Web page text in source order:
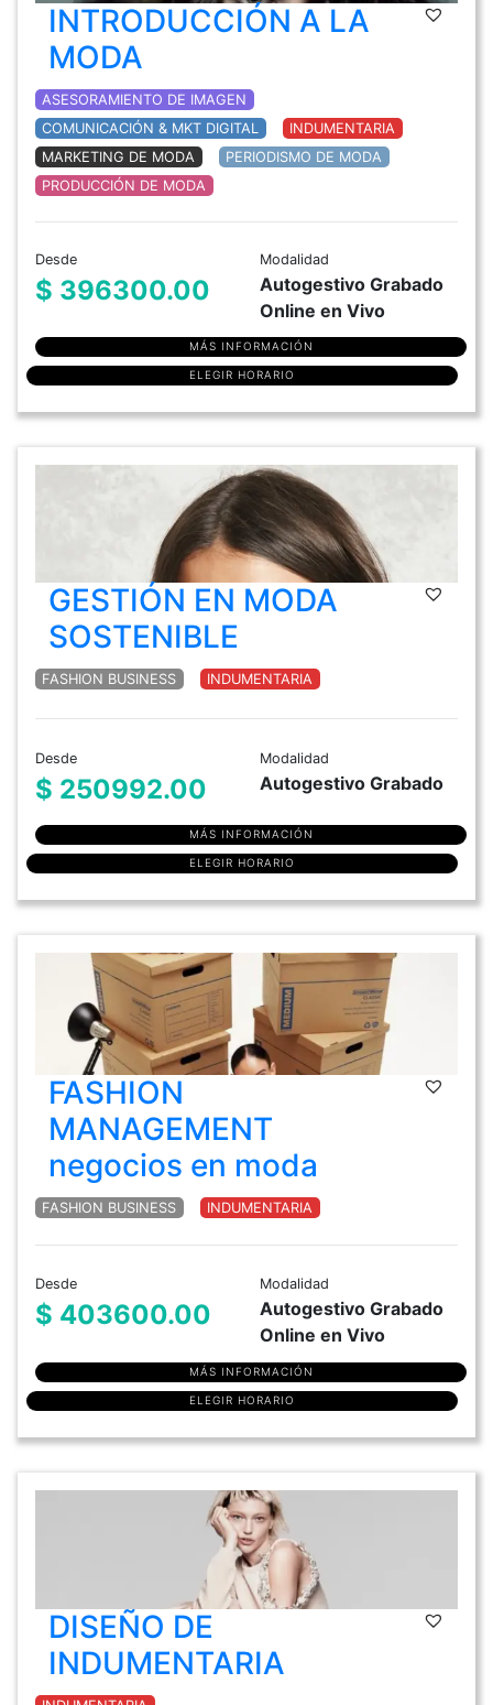
INTRODUCCIÓN A LA
MODA
ASESORAMIENTO DE IMAGEN
COMUNICACIÓN & MKT DIGITAL
INDUMENTARIA
MARKETING DE MODA
PERIODISMO DE MODA
PRODUCCIÓN DE MODA
Desde
$ 396300.00
Modalidad
Autogestivo Grabado
Online en Vivo
MÁS INFORMACIÓN
ELEGIR HORARIO
GESTIÓN EN MODA
SOSTENIBLE
FASHION BUSINESS INDUMENTARIA
Desde
$ 250992.00
Modalidad
Autogestivo Grabado
MÁS INFORMACIÓN
ELEGIR HORARIO
FASHION
MANAGEMENT
negocios en moda
FASHION BUSINESS INDUMENTARIA
Desde
$ 403600.00
Modalidad
Autogestivo Grabado
Online en Vivo
MÁS INFORMACIÓN
ELEGIR HORARIO
DISEÑO DE
INDUMENTARIA